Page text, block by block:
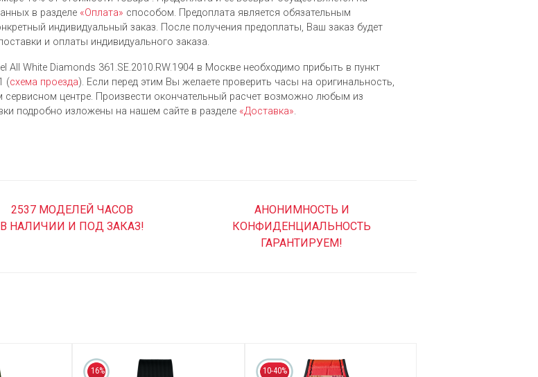
в разделе «Оплата» способом. Предоплата является обязательным
индивидуальный заказ. После получения предоплаты, Ваш заказ будет
и оплаты индивидуального заказа.
White Diamonds 361.SE.2010.RW.1904 в Москве необходимо прибыть в пункт
(схема проезда). Если перед этим Вы желаете проверить часы на оригинальность,
центре. Произвести окончательный расчет возможно любым из
подробно изложены на нашем сайте в разделе «Доставка».
2537 МОДЕЛЕЙ ЧАСОВ
В НАЛИЧИИ И ПОД ЗАКАЗ!
АНОНИМНОСТЬ И
КОНФИДЕНЦИАЛЬНОСТЬ
ГАРАНТИРУЕМ!
16% 10-40%